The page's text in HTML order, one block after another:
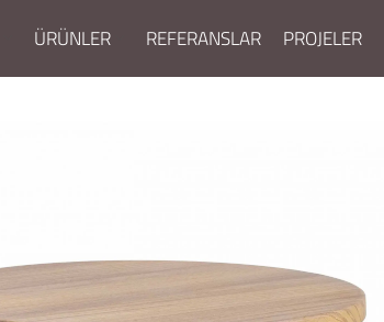
ÜRÜNLER REFERANSLAR PROJELER